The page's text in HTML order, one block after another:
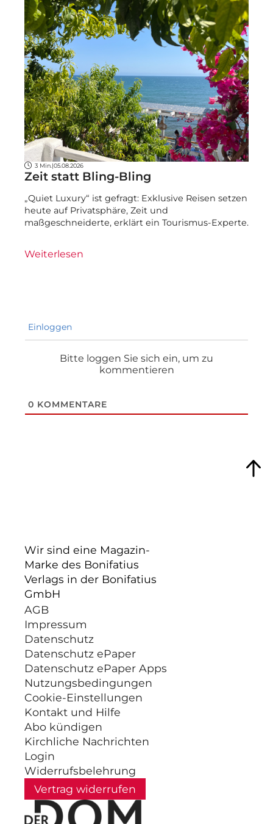
3 Min. |05.08.2026
Zeit statt Bling-Bling
„Quiet Luxury“ ist gefragt: Exklusive Reisen setzen
heute auf Privatsphäre, Zeit und
maßgeschneiderte, erklärt ein Tourismus-Experte.
Weiterlesen
Einloggen
Bitte loggen Sie sich ein, um zu
kommentieren
0 KOMMENTARE
Wir sind eine Magazin-
Marke des Bonifatius
Verlags in der Bonifatius
GmbH
AGB
Impressum
Datenschutz
Datenschutz ePaper
Datenschutz ePaper Apps
Nutzungsbedingungen
Cookie-Einstellungen
Kontakt und Hilfe
Abo kündigen
Kirchliche Nachrichten
Login
Widerrufsbelehrung
Vertrag widerrufen